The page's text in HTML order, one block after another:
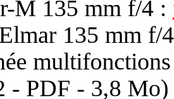
M 135 mm f/4 :
135 mm f/
- PDF - 3,8 Mo)